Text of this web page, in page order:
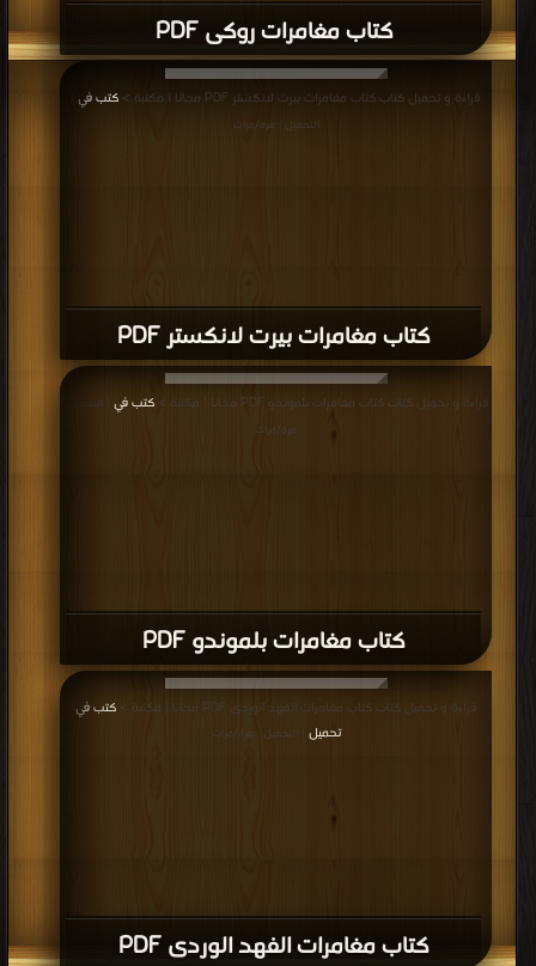
كتاب مغامرات روكى PDF
كتاب مغامرات بيرت لانكستر PDF
قراءة و تحميل كتاب كتاب مغامرات بيرت لانكستر PDF مجانا | مكتبة > كتب في
التحميل : مرة/مرات
كتاب مغامرات بلموندو PDF
قراءة و تحميل كتاب كتاب مغامرات بلموندو PDF مجانا | مكتبة > كتب في
| التحميل :
مرة/مرات
كتاب مغامرات الفهد الوردى PDF
قراءة و تحميل كتاب كتاب مغامرات الفهد الوردى PDF مجانا | مكتبة >
كتب في
تحميل
| التحميل : مرة/مرات